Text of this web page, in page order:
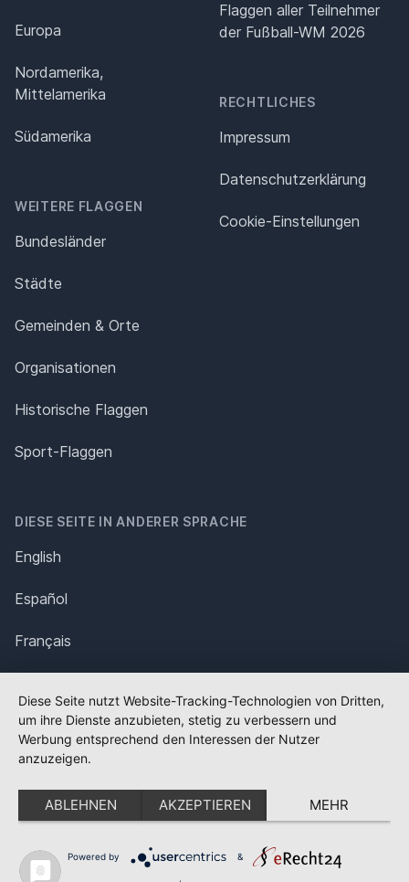
Europa
Nordamerika,
Mittelamerika
Südamerika
WEITERE FLAGGEN
Bundesländer
Städte
Gemeinden & Orte
Organisationen
Historische Flaggen
Sport-Flaggen
Flaggen aller Teilnehmer
der Fußball-WM 2026
RECHTLICHES
Impressum
Datenschutz­erklärung
Cookie-Einstellungen
DIESE SEITE IN ANDERER SPRACHE
English
Español
Français
Polska
Português
Nederlands
Svenska
Diese Seite nutzt Website-Tracking-Technologien von Dritten,
um ihre Dienste anzubieten, stetig zu verbessern und
Werbung entsprechend den Interessen der Nutzer
anzuzeigen.
ABLEHNEN AKZEPTIEREN MEHR
Powered by &